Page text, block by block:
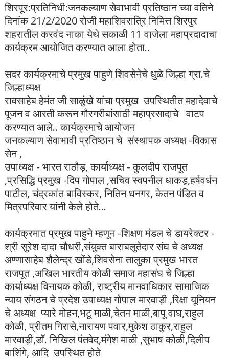
शिरपूर:प्रतिनिधी:जनकल्याण सेवाभावी प्रतिष्ठान च्या वतिने
दिनांक 21/2/2020 रोजी महाशिवरात्रि निमित्त शिरपुर
शहरातील करवंद नाका येथे सकाळी 11 वाजेला महाप्रदादाचा
कार्यक्रम आयोजित करण्यात आला होता..
सदर कार्यक्रमाचे प्रमुख पाहुणे शिवसेनेचे धुळे जिल्हा ग्रा.चे
जिल्हाध्यक्ष
रावसाहेब हेमंत जी साळुंखे यांचा प्रमुख उपस्थितीत महादेवाचे
पूजन व आरती करून गौरगरीबांसाठी महाप्रसादाचे वाटप
करण्यात आले.. कार्यक्रमाचे आयोजन
जनकल्याण सेवाभावी प्रतिष्ठान चे संस्थापक अध्यक्ष -विकास
सेन ,
उपाध्यक्ष - भारत राठौड़, कार्याध्यक्ष - कुलदीप राजपूत
,प्रसिद्धि प्रमुख -दिप गोपाल ,सचिव स्वपनील धाकड़,हर्षवर्धन
पाटील, चंद्रकांत बाविस्कर, नितिन धनगर, केतन पंडित व
मित्रपरिवार यांनी केले होते...
कार्यक्रमात प्रमुख पाहुने म्हणून -शिक्षण मंडल चे डायरेक्टर -
श्री सुरेश दादा चौधरी,संयुक्त बाराबलुतेदार संघ चे अध्यक्ष
अण्णासाहेब शैलेन्द्र खोंडे,शिवसेना तालुका प्रमुख भारत
राजपूत ,अखिल भारतीय कोळी समाज महासंघ चे जिल्हा
कार्याध्यक्ष विनायक कोळी, राष्ट्रीय मानवाधिकार सामाजिक
न्याय संगठन चे प्रदेश उपाध्यक्ष गोपाल मारवाड़ी ,रिक्षा यूनियन
चे अध्यक्ष प्यारे मोहन,भटू माळी,चेतन माळी,बापू वाघ,राहुल
कोळी, प्रीतम गिरासे,नारायण पवार,मुकेश ठाकुर,राहुल
मारवाड़ी,डॉ. निखिल पंतवेद,मंगेश माळी ,सुभाष कोळी,दिलीप
बाशिंगे, आदि उपस्थित होते